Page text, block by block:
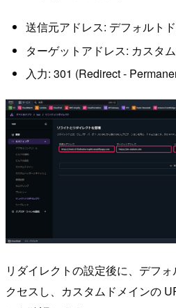
送信元アドレス: デフォルト
ターゲットアドレス: カスタ
入力: 301 (Redirect -
リダイレクトの設定後に、デフ
クセスし、カスタムドメインの